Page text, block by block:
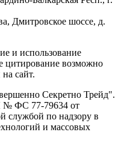
Дмитровское шоссе, д.
и использование
цитирование возможно
сайт.
Секретно Трейд".
№ ФС 77-79634 от
службой по надзору в
и массовых